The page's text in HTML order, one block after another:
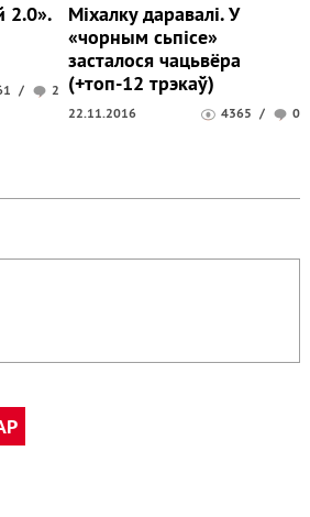
2.0».
/ 2
Міхалку даравалі. У
«чорным сьпісе»
засталося чацьвёра
(+топ-12 трэкаў)
4365 / 0
22.11.2016